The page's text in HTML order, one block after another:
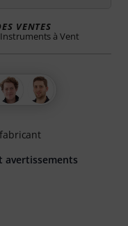
VENTES
à Vent
avertissements